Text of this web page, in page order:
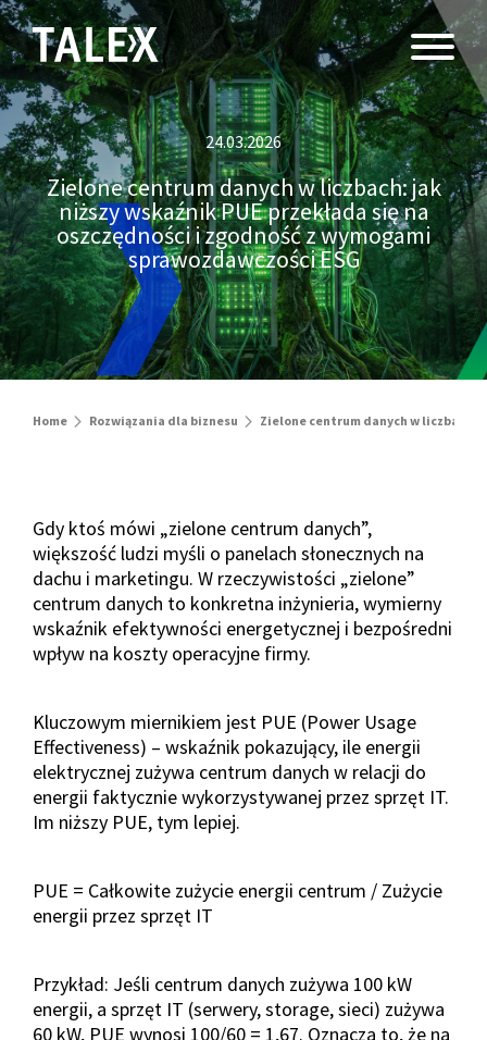
24.03.2026
Zielone centrum danych w liczbach: jak
niższy wskaźnik PUE przekłada się na
oszczędności i zgodność z wymogami
sprawozdawczości ESG
Home Rozwiązania dla biznesu Zielone centrum danych w liczbach:
Gdy ktoś mówi „zielone centrum danych”,
większość ludzi myśli o panelach słonecznych na
dachu i marketingu. W rzeczywistości „zielone”
centrum danych to konkretna inżynieria, wymierny
wskaźnik efektywności energetycznej i bezpośredni
wpływ na koszty operacyjne firmy.
Kluczowym miernikiem jest PUE (Power Usage
Effectiveness) – wskaźnik pokazujący, ile energii
elektrycznej zużywa centrum danych w relacji do
energii faktycznie wykorzystywanej przez sprzęt IT.
Im niższy PUE, tym lepiej.
PUE = Całkowite zużycie energii centrum / Zużycie
energii przez sprzęt IT
Przykład: Jeśli centrum danych zużywa 100 kW
energii, a sprzęt IT (serwery, storage, sieci) zużywa
60 kW, PUE wynosi 100/60 = 1,67. Oznacza to, że na